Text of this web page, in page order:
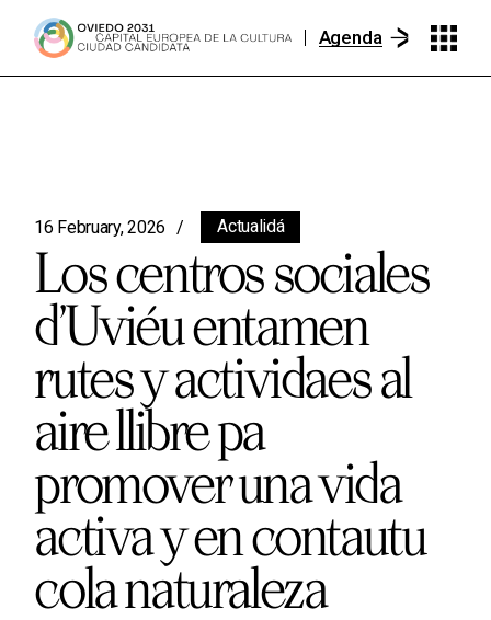
Agenda
16 February, 2026 Actualidá
Los centros sociales
d’Uviéu entamen
rutes y actividaes al
aire llibre pa
promover una vida
activa y en contautu
cola naturaleza